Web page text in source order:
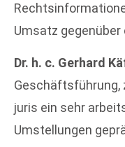
Umsatz
Dr. h. c. Gerhard
Geschäftsführung,
juris ein sehr
Umstellungen